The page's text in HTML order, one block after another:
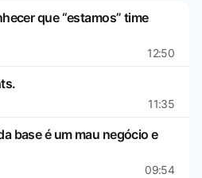
que “estamos” time
12:50
11:35
base é um mau negócio e
09:54